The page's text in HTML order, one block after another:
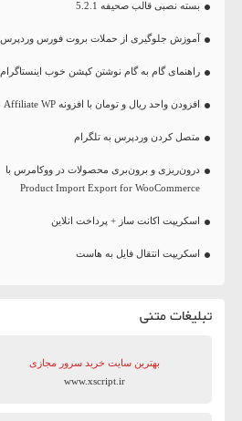
بسته نصبی قالب صحیفه 5.2.1
آموزش جلوگیری از حملات بروت فورس وردپرس
راهنمای گام به گام نوشتن کپشن خوب اینستاگرام
افزودن واحد ریال و تومان با افزونه Affiliate WP
متصل کردن وردپرس به تلگرام
درون‌ریزی و برون‌بری محصولات در ووکامرس با
Product Import Export for WooCommerce
اسکریپت اکانت ساز + پرداخت انلاین
اسکریپت انتقال فایل به هاست
تبلیغات متنی
بهترین سایت‌ خرید سرور مجازی
www.xscript.ir